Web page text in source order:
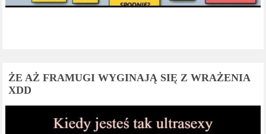
ŻE AŻ FRAMUGI WYGINAJĄ SIĘ Z WRAŻENIA
XDD